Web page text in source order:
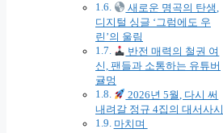
새로운 명곡의 탄생,
디지털 싱글 ‘그럼에도 우
린’의 울림
반전 매력의 철권 여
신, 팬들과 소통하는 유튜버
귤멍
2026년 5월, 다시 써
내려갈 정규 4집의 대서사시
마치며